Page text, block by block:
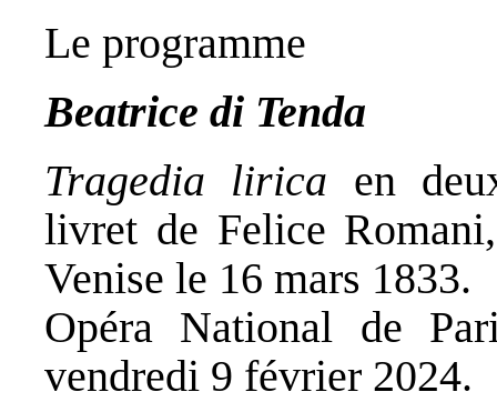
Le programme
Beatrice di Tenda
Tragedia lirica en
livret de Felice
Venise le 16 mars 1833.
Opéra National de
vendredi 9 février 2024.